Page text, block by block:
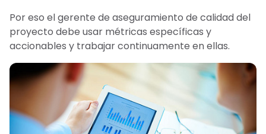
Por eso el gerente de aseguramiento de calidad del
proyecto debe usar métricas específicas y
accionables y trabajar continuamente en ellas.